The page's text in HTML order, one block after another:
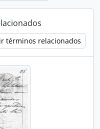
términos relacionados